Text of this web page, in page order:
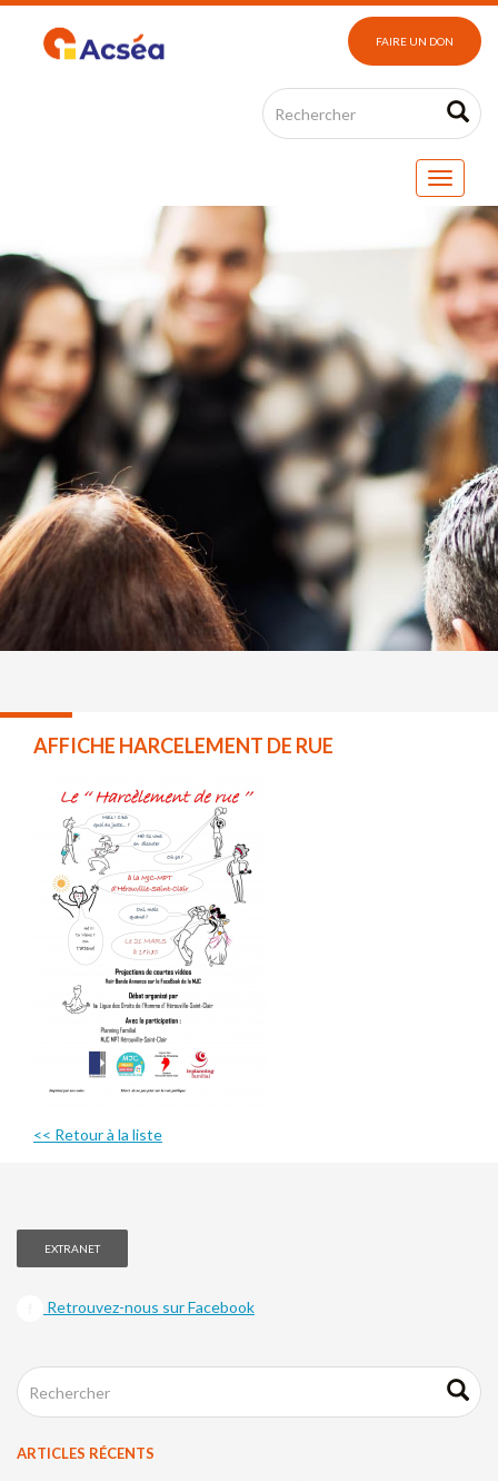
FAIRE UN DON
AFFICHE HARCELEMENT DE RUE
<< Retour à la liste
EXTRANET
Retrouvez-nous sur Facebook
ARTICLES RÉCENTS